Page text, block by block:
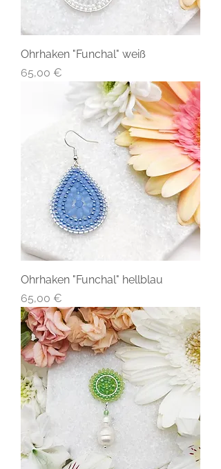
Ohrhaken "Funchal" weiß
Preis
65,00 €
Ohrhaken "Funchal" hellblau
Preis
65,00 €